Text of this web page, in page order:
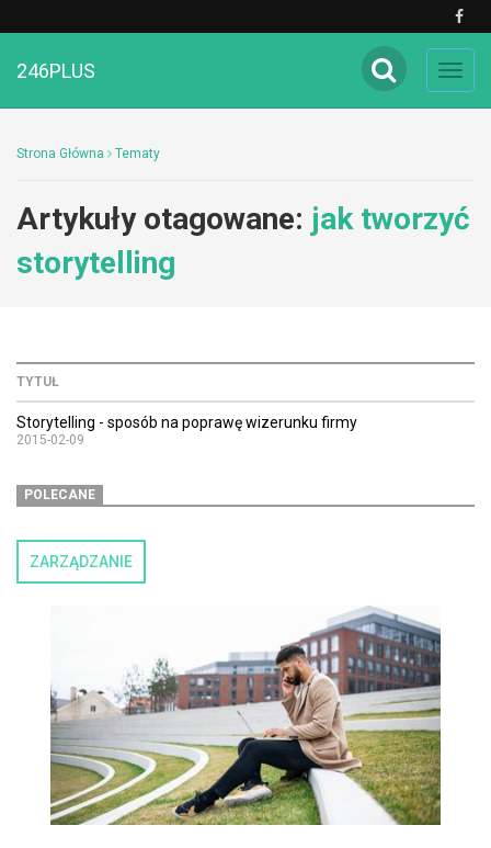
246PLUS
Strona Główna Tematy
Artykuły otagowane: jak tworzyć
storytelling
TYTUŁ
Storytelling - sposób na poprawę wizerunku firmy
2015-02-09
POLECANE
ZARZĄDZANIE